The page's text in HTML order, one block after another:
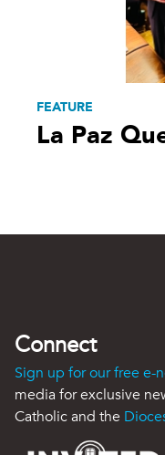
FEATURE
La Paz
Connect
Sign up for our free e-
media for exclusive
Catholic and the